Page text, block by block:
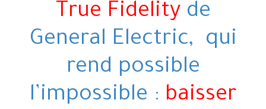
True Fidelity de
General Electric, qui
rend possible
l’impossible : baisser